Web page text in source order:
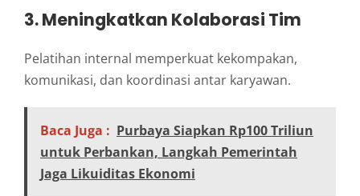
3. Meningkatkan Kolaborasi Tim
Pelatihan internal memperkuat kekompakan,
komunikasi, dan koordinasi antar karyawan.
Baca Juga : Purbaya Siapkan Rp100 Triliun
untuk Perbankan, Langkah Pemerintah
Jaga Likuiditas Ekonomi